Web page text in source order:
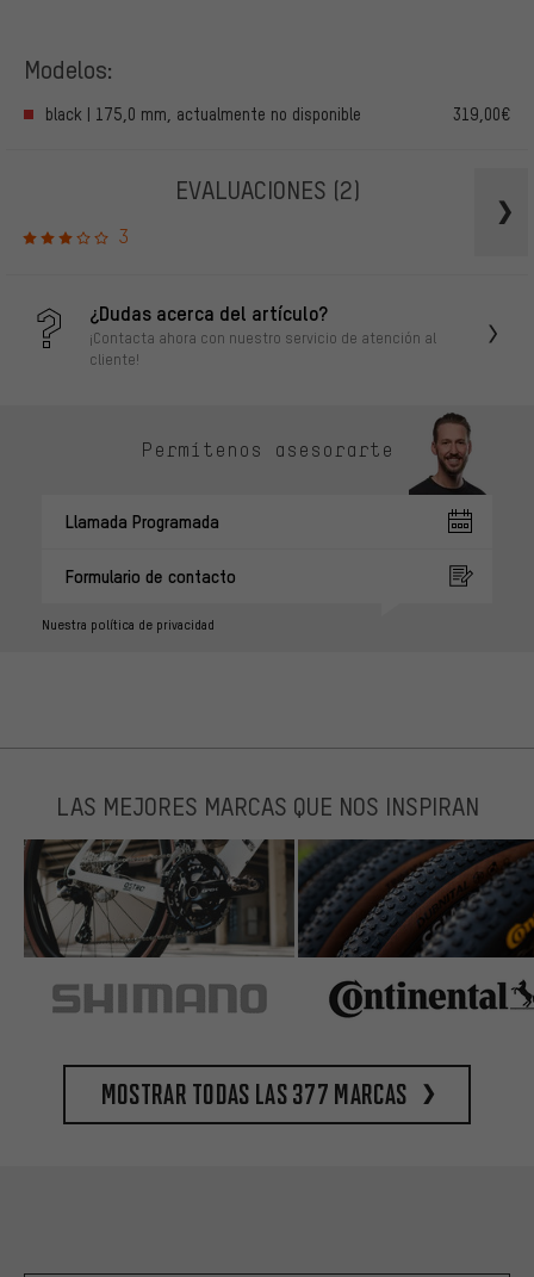
Modelos:
black | 175,0 mm, actualmente no disponible 319,00€
EVALUACIONES (2)
3
¿Dudas acerca del artículo?
¡Contacta ahora con nuestro servicio de atención al
cliente!
Permítenos asesorarte
Llamada Programada
Formulario de contacto
Nuestra política de privacidad
LAS MEJORES MARCAS QUE NOS INSPIRAN
Mostrar todas las 377 marcas